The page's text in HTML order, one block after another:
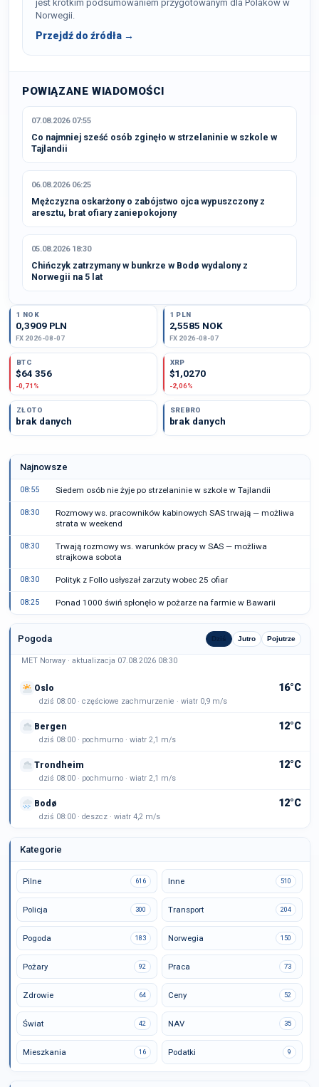
jest krótkim podsumowaniem przygotowanym dla Polaków w
Norwegii.
Przejdź do źródła →
POWIĄZANE WIADOMOŚCI
07.08.2026 07:55
Co najmniej sześć osób zginęło w strzelaninie w szkole w
Tajlandii
06.08.2026 06:25
Mężczyzna oskarżony o zabójstwo ojca wypuszczony z
aresztu, brat ofiary zaniepokojony
05.08.2026 18:30
Chińczyk zatrzymany w bunkrze w Bodø wydalony z
Norwegii na 5 lat
1 NOK
0,3909 PLN
FX 2026-08-07
1 PLN
2,5585 NOK
FX 2026-08-07
BTC
$64 356
-0,71%
XRP
$1,0270
-2,06%
ZŁOTO
brak danych
SREBRO
brak danych
Najnowsze
08:55 Siedem osób nie żyje po strzelaninie w szkole w Tajlandii
08:30
Rozmowy ws. pracowników kabinowych SAS trwają — możliwa
strata w weekend
08:30
Trwają rozmowy ws. warunków pracy w SAS — możliwa
strajkowa sobota
08:30 Polityk z Follo usłyszał zarzuty wobec 25 ofiar
08:25 Ponad 1000 świń spłonęło w pożarze na farmie w Bawarii
Pogoda Dziś Jutro Pojutrze
MET Norway · aktualizacja 07.08.2026 08:30
Oslo 16°C
dziś 08:00 · częściowe zachmurzenie · wiatr 0,9 m/s
Bergen 12°C
dziś 08:00 · pochmurno · wiatr 2,1 m/s
Trondheim 12°C
dziś 08:00 · pochmurno · wiatr 2,1 m/s
Bodø 12°C
dziś 08:00 · deszcz · wiatr 4,2 m/s
Kategorie
Pilne 616 Inne 510
Policja 300 Transport 204
Pogoda 183 Norwegia 150
Pożary 92 Praca 73
Zdrowie 64 Ceny 52
Świat 42 NAV 35
Mieszkania 16 Podatki 9